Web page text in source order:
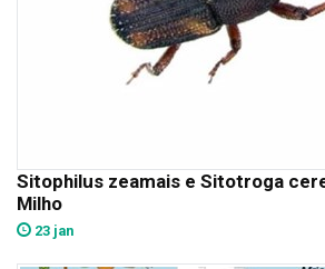
Sitophilus zeamais e Sitotroga
Milho
23 jan